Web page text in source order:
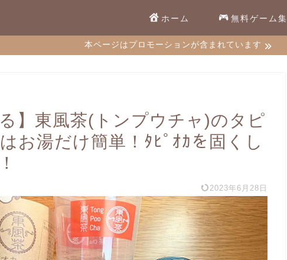
ホーム 無料ゲーム集
本ページはプロモーションが含まれています
】東風茶(トンプウチャ)のタピ
お湯だけ簡単！ﾀﾋﾟｵｶを固くし
2023年6月28日